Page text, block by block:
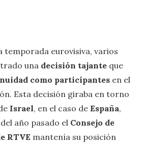
temporada eurovisiva, varios
una decisión tajante que
como participantes en el
Esta decisión giraba en torno
Israel, en el caso de España,
año pasado el Consejo de
RTVE mantenía su posición